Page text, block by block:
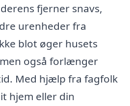
fjerner snavs,
urenheder fra
blot øger husets
også forlænger
Med hjælp fra fagfolk
hjem eller din